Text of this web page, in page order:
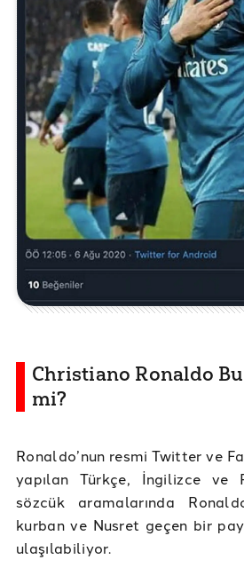
Christiano Ronaldo
mi?
Ronaldo’nun resmi Twitter ve
yapılan Türkçe, İngilizce ve
sözcük aramalarında
kurban ve Nusret geçen bir
ulaşılabiliyor.